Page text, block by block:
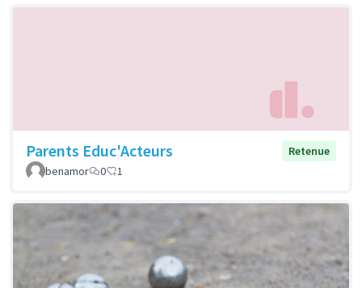
Parents Educ'Acteurs
Retenue
benamor
0 1